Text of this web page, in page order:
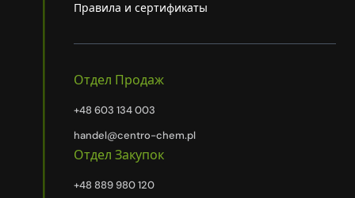
Правила и сертификаты
Отдел Продаж
+48 603 134 003
handel@centro-chem.pl
Отдел Закупок
+48 889 980 120